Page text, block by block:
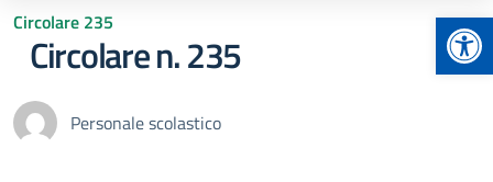
Circolare 235
Circolare n. 235
Personale scolastico